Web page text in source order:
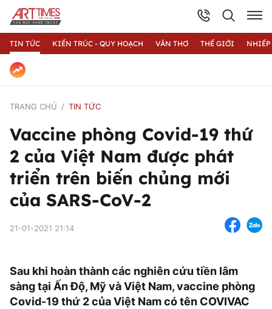
TIN TỨC KIẾN TRÚC - QUY HOẠCH VĂN THƠ THẾ GIỚI
TRANG CHỦ TIN TỨC
Vaccine phòng Covid-19 thứ
2 của Việt Nam được phát
triển trên biến chủng mới
của SARS-CoV-2
21-01-2021 21:14
Sau khi hoàn thành các nghiên cứu tiền lâm
sàng tại Ấn Độ, Mỹ và Việt Nam, vaccine phòng
Covid-19 thứ 2 của Việt Nam có tên COVIVAC